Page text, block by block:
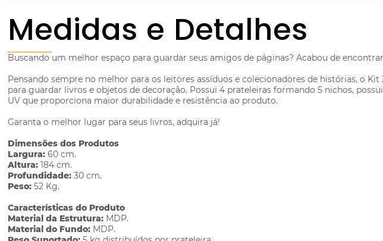
Medidas e Detalhes
Buscando um melhor espaço para guardar seus amigos de páginas? Acabou de
Pensando sempre no melhor para os leitores assíduos e colecionadores de histórias, o
para guardar livros e objetos de decoração. Possui 4 prateleiras formando 5 nichos,
UV que proporciona maior durabilidade e resistência ao produto.
Garanta o melhor lugar para seus livros, adquira já!
Dimensões dos Produtos
Largura: 60 cm.
Altura: 184 cm.
Profundidade: 30 cm.
Peso: 52 Kg.
Características do Produto
Material da Estrutura: MDP.
Material do Fundo: MDP.